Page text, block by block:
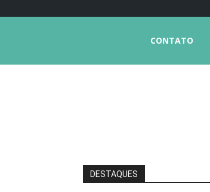
CONTATO
DESTAQUES